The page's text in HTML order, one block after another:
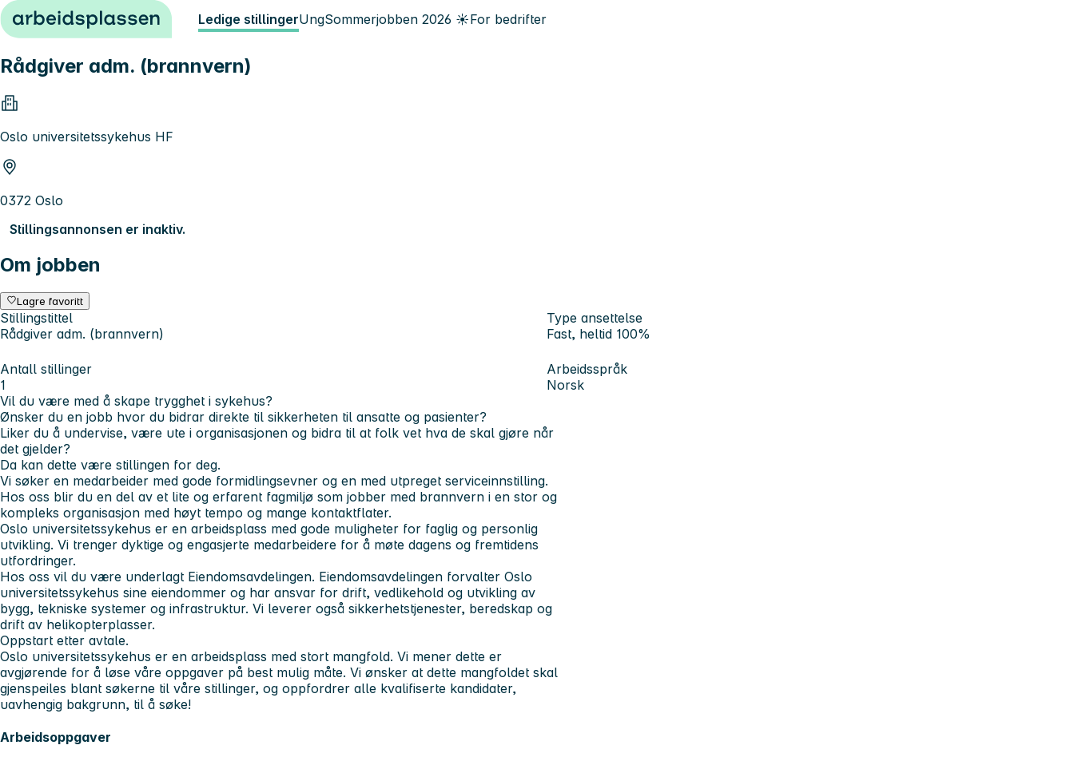
Hopp til innhold Ledige stillingerUngSommerjobben 2026 ☀️For bedrifter
Rådgiver adm. (brannvern)
Oslo universitetssykehus HF
0372 Oslo
Stillingsannonsen er inaktiv.
Om jobben
Lagre favoritt
Stillingstittel
Rådgiver adm. (brannvern)
Type ansettelse
Fast, heltid 100%
Antall stillinger
1
Arbeidsspråk
Norsk
Vil du være med å skape trygghet i sykehus?
Ønsker du en jobb hvor du bidrar direkte til sikkerheten til ansatte og pasienter?
Liker du å undervise, være ute i organisasjonen og bidra til at folk vet hva de skal gjøre når
det gjelder?
Da kan dette være stillingen for deg.
Vi søker en medarbeider med gode formidlingsevner og en med utpreget serviceinnstilling.
Hos oss blir du en del av et lite og erfarent fagmiljø som jobber med brannvern i en stor og
kompleks organisasjon med høyt tempo og mange kontaktflater.
Oslo universitetssykehus er en arbeidsplass med gode muligheter for faglig og personlig
utvikling. Vi trenger dyktige og engasjerte medarbeidere for å møte dagens og fremtidens
utfordringer.
Hos oss vil du være underlagt Eiendomsavdelingen. Eiendomsavdelingen forvalter Oslo
universitetssykehus sine eiendommer og har ansvar for drift, vedlikehold og utvikling av
bygg, tekniske systemer og infrastruktur. Vi leverer også sikkerhetstjenester, beredskap og
drift av helikopterplasser.
Oppstart etter avtale.
Oslo universitetssykehus er en arbeidsplass med stort mangfold. Vi mener dette er
avgjørende for å løse våre oppgaver på best mulig måte. Vi ønsker at dette mangfoldet skal
gjenspeiles blant søkerne til våre stillinger, og oppfordrer alle kvalifiserte kandidater,
uavhengig bakgrunn, til å søke!
Arbeidsoppgaver